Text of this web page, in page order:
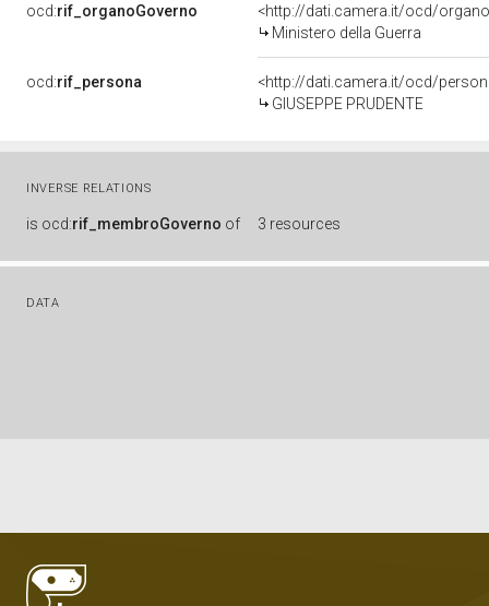
ocd:rif_organoGoverno
<http://dati.camera.it/ocd/
Ministero della Guerra
ocd:rif_persona
<http://dati.camera.it/ocd/
GIUSEPPE PRUDENTE
INVERSE RELATIONS
is ocd:rif_membroGoverno of 3 resources
DATA